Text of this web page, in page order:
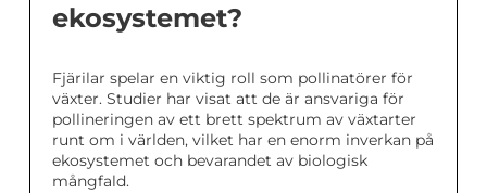
ekosystemet?
Fjärilar spelar en viktig roll som pollinatörer för
växter. Studier har visat att de är ansvariga för
pollineringen av ett brett spektrum av växtarter
runt om i världen, vilket har en enorm inverkan på
ekosystemet och bevarandet av biologisk
mångfald.